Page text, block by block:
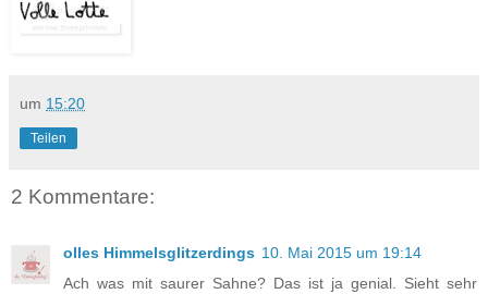
um 15:20
Teilen
2 Kommentare:
olles Himmelsglitzerdings 10. Mai 2015 um 19:14
Ach was mit saurer Sahne? Das ist ja genial. Sieht sehr